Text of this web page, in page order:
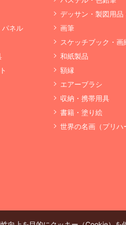
パネル
デッサン・製図用品
画筆
スケッチブック・画
和紙製品
額縁
エアーブラシ
収納・携帯用具
書籍・塗り絵
世界の名画（プリハ